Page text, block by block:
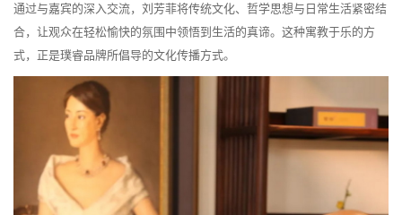
通过与嘉宾的深入交流，刘芳菲将传统文化、哲学思想与日常生活紧密结
合，让观众在轻松愉快的氛围中领悟到生活的真谛。这种寓教于乐的方
式，正是璞睿品牌所倡导的文化传播方式。